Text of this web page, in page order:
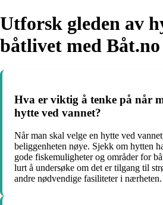
Utforsk gleden av
båtlivet med Båt.no
Hva er viktig å tenke på når
hytte ved vannet?
Når man skal velge en hytte ved
beliggenheten nøye. Sjekk om hytten
gode fiskemuligheter og områder for
lurt å undersøke om det er tilgang til
andre nødvendige fasiliteter i nærheten.